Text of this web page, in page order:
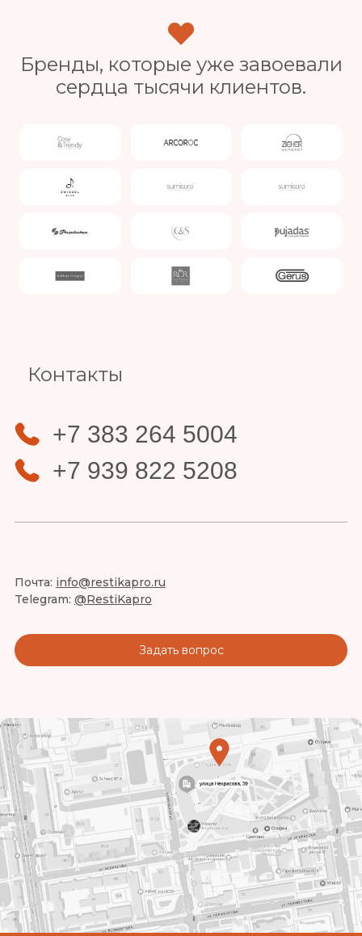
Бренды, которые уже завоевали
сердца тысячи клиентов.
Контакты
+7 383 264 5004
+7 939 822 5208
Почта: info@restikapro.ru
Telegram: @RestiKapro
Задать вопрос